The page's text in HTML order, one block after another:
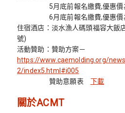
5月底前報名繳費,優惠價為
6月底前報名繳費,優惠價為
住宿酒店：淡水漁人碼頭福容大飯
號)
活動贊助：贊助方案－
https://www.caemolding.org/
2/index5.html#i005
贊助意願表 下載
關於ACMT